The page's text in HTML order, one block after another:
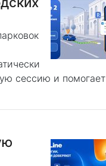
сессию и помогает